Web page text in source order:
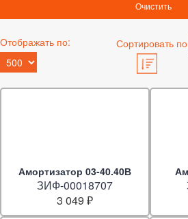
Отображать по: Сортировать
Амортизатор 03-40.40В
ЗИФ-00018707
3 049 ₽